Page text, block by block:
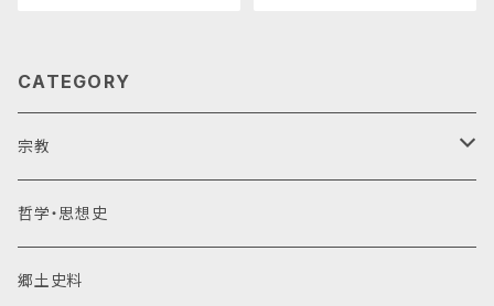
CATEGORY
宗教
仏教
神道
哲学・思想史
郷土史料